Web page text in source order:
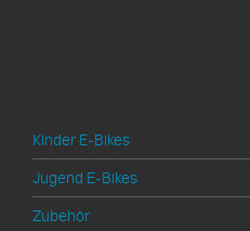
Kinder E-Bikes
Jugend E-Bikes
Zubehör